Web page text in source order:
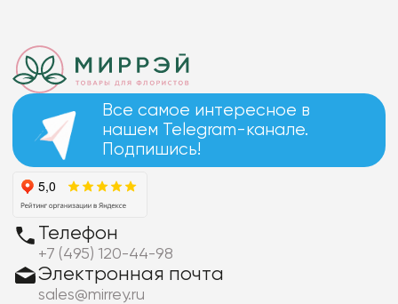
Все самое интересное в
нашем Telegram-канале.
Подпишись!
Телефон
+7 (495) 120-44-98
Электронная почта
sales@mirrey.ru